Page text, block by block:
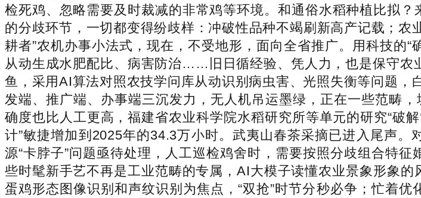
检死鸡、忽略需要及时裁减的非常鸡等环境。和通俗水稻种植比拟
的分歧环节，一切都变得纷歧样：冲破性品种不竭刷新高产记载；
耕者”农机办事小法式，现在，不受地形，面向全省推广。用科技的“
从动生成水肥配比、病害防治……旧日循经验、凭人力，也是保守
鱼，采用AI算法对照农技学问库从动识别病虫害、光照失衡等问题，
发端、推广端、办事端三沉发力，无人机吊运墨绿，正在一些范畴
确度也比人工更高，福建省农业科学院水稻研究所等单元的研究“破
计”敏捷增加到2025年的34.3万小时。武夷山春茶采摘已进入尾声
源“卡脖子”问题亟待处理，人工巡检鸡舍时，需要按照分歧组合特
些时髦新手艺不再是工业范畴的专属，AI大模子读懂农业景象形象的
蛋鸡形态图像识别和声纹识别为焦点，“双抢”时节分秒必争；忙着